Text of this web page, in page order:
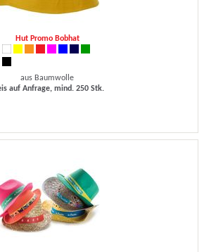
Hut Promo Bobhat
aus Baumwolle
auf Anfrage, mind. 250 Stk.